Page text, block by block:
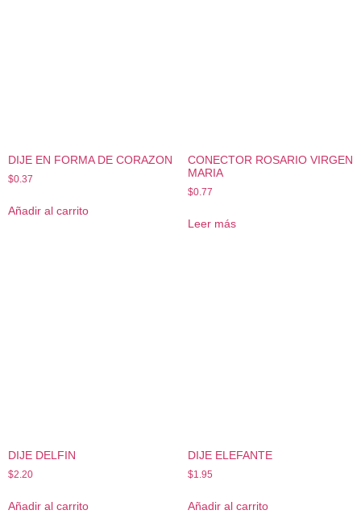
DIJE EN FORMA DE CORAZON
$0.37
Añadir al carrito
CONECTOR ROSARIO VIRGEN
MARIA
$0.77
Leer más
DIJE DELFIN
$2.20
Añadir al carrito
DIJE ELEFANTE
$1.95
Añadir al carrito